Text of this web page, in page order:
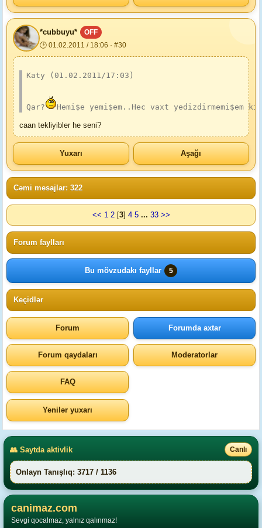
*cubbuyu*
OFF
🕒 01.02.2011 / 18:06 · #30
Katy (01.02.2011/17:03)
Qar? Hemi$e yemi$em..Hec vaxt yedizdirmemi$em
caan tekliyibler he seni?
Yuxarı Aşağı
Cəmi mesajlar: 322
<< 1 2[3] 4 5 ... 33 >>
Forum faylları
Bu mövzudakı fayllar 5
Keçidlər
Forum Forumda axtar
Forum qaydaları Moderatorlar
FAQ
Yenilər yuxarı
👥 Saytda aktivlik Canlı
Onlayn Tanışlıq: 3717 / 1136
canimaz.com
Sevgi qocalmaz, yalnız qalınmaz!